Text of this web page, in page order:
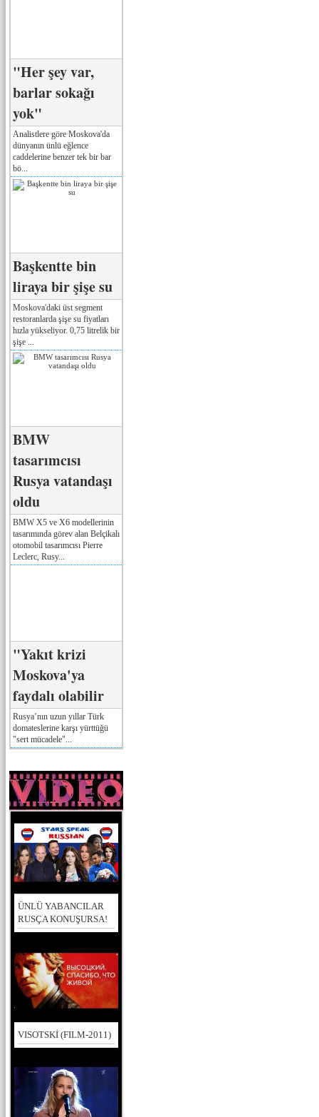
"Her şey var,
barlar sokağı
yok"
Analistlere göre Moskova'da
dünyanın ünlü eğlence
caddelerine benzer tek bir bar
bö...
Başkentte bin
liraya bir şişe su
Moskova'daki üst segment
restoranlarda şişe su fiyatları
hızla yükseliyor. 0,75 litrelik bir
şişe ...
BMW
tasarımcısı
Rusya vatandaşı
oldu
BMW X5 ve X6 modellerinin
tasarımında görev alan Belçikalı
otomobil tasarımcısı Pierre
Leclerc, Rusy...
"Yakıt krizi
Moskova'ya
faydalı olabilir
Rusya’nın uzun yıllar Türk
domateslerine karşı yürttüğü
"sert mücadele"...
ÜNLÜ YABANCILAR
RUSÇA KONUŞURSA!
VISOTSKİ (FILM-2011)